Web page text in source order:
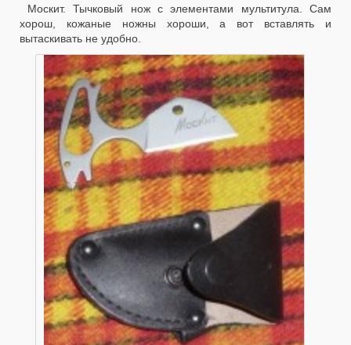
Москит. Тычковый нож с элементами мультитула. Сам
хорош, кожаные ножны хороши, а вот вставлять и
вытаскивать не удобно.